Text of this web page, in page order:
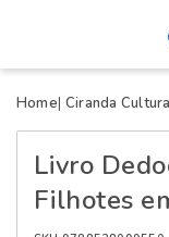
Home Ciranda
Livro
Filhotes